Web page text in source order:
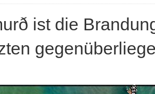
ist die